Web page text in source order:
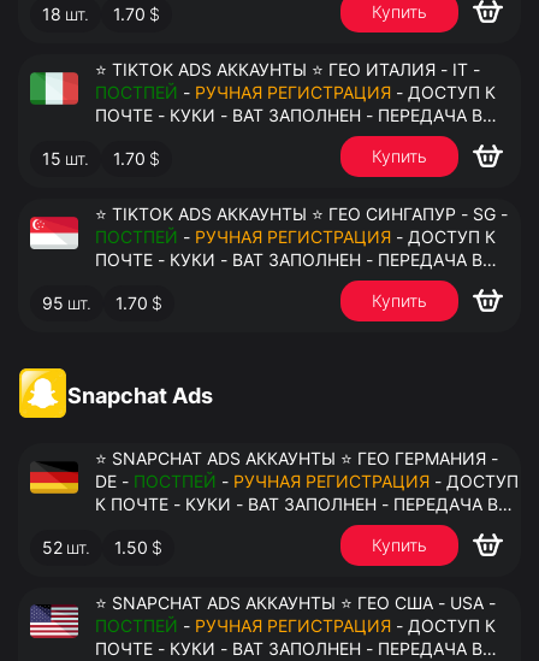
18 шт. 1.70 $ Купить
⭐ TIKTOK ADS АККАУНТЫ ⭐ ГЕО ИТАЛИЯ - IT -
ПОСТПЕЙ - РУЧНАЯ РЕГИСТРАЦИЯ - ДОСТУП К
ПОЧТЕ - КУКИ - ВАТ ЗАПОЛНЕН - ПЕРЕДАЧА В
15 шт. 1.70 $ Купить
⭐ TIKTOK ADS АККАУНТЫ ⭐ ГЕО СИНГАПУР - SG -
ПОСТПЕЙ - РУЧНАЯ РЕГИСТРАЦИЯ - ДОСТУП К
ПОЧТЕ - КУКИ - ВАТ ЗАПОЛНЕН - ПЕРЕДАЧА В
95 шт. 1.70 $ Купить
Snapchat Ads
⭐ SNAPCHAT ADS АККАУНТЫ ⭐ ГЕО ГЕРМАНИЯ -
DE - ПОСТПЕЙ - РУЧНАЯ РЕГИСТРАЦИЯ - ДОСТУП
К ПОЧТЕ - КУКИ - ВАТ ЗАПОЛНЕН - ПЕРЕДАЧА В
52 шт. 1.50 $ Купить
⭐ SNAPCHAT ADS АККАУНТЫ ⭐ ГЕО США - USA -
ПОСТПЕЙ - РУЧНАЯ РЕГИСТРАЦИЯ - ДОСТУП К
ПОЧТЕ - КУКИ - ВАТ ЗАПОЛНЕН - ПЕРЕДАЧА В